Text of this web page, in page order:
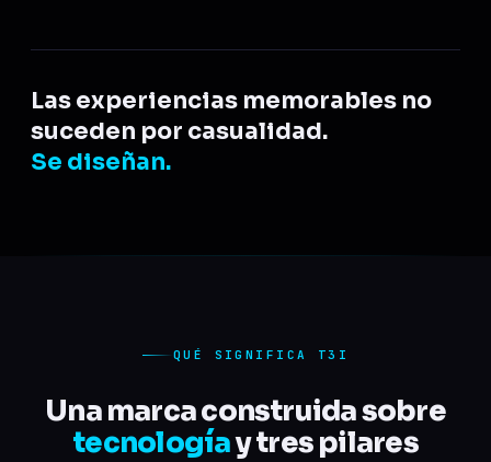
Las experiencias memorables no
suceden por casualidad.
Se diseñan.
QUÉ SIGNIFICA T3I
Una marca construida sobre
tecnologíay tres pilares